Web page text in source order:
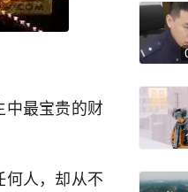
中最宝贵的财
人，却从不